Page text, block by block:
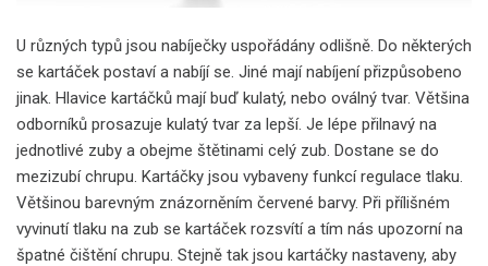
U různých typů jsou nabíječky uspořádány odlišně. Do některých
se kartáček postaví a nabíjí se. Jiné mají nabíjení přizpůsobeno
jinak. Hlavice kartáčků mají buď kulatý, nebo oválný tvar. Většina
odborníků prosazuje kulatý tvar za lepší. Je lépe přilnavý na
jednotlivé zuby a obejme štětinami celý zub. Dostane se do
mezizubí chrupu. Kartáčky jsou vybaveny funkcí regulace tlaku.
Většinou barevným znázorněním červené barvy. Při přílišném
vyvinutí tlaku na zub se kartáček rozsvítí a tím nás upozorní na
špatné čištění chrupu. Stejně tak jsou kartáčky nastaveny, aby